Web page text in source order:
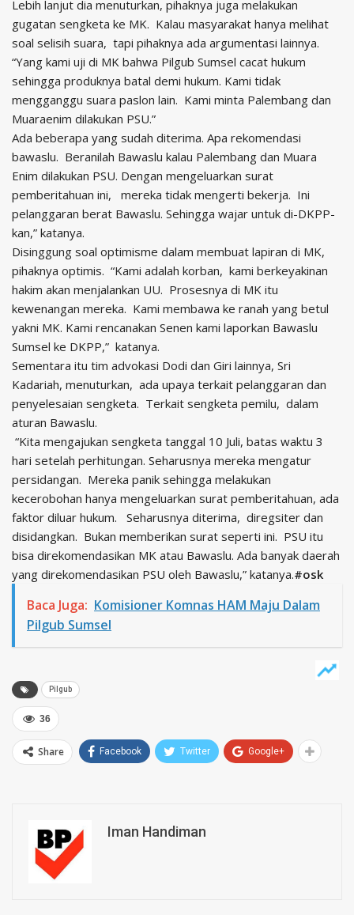
Lebih lanjut dia menuturkan, pihaknya juga melakukan
gugatan sengketa ke MK. Kalau masyarakat hanya melihat
soal selisih suara, tapi pihaknya ada argumentasi lainnya.
“Yang kami uji di MK bahwa Pilgub Sumsel cacat hukum
sehingga produknya batal demi hukum. Kami tidak
mengganggu suara paslon lain. Kami minta Palembang dan
Muaraenim dilakukan PSU.”
Ada beberapa yang sudah diterima. Apa rekomendasi
bawaslu. Beranilah Bawaslu kalau Palembang dan Muara
Enim dilakukan PSU. Dengan mengeluarkan surat
pemberitahuan ini, mereka tidak mengerti bekerja. Ini
pelanggaran berat Bawaslu. Sehingga wajar untuk di-DKPP-
kan,” katanya.
Disinggung soal optimisme dalam membuat lapiran di MK,
pihaknya optimis. “Kami adalah korban, kami berkeyakinan
hakim akan menjalankan UU. Prosesnya di MK itu
kewenangan mereka. Kami membawa ke ranah yang betul
yakni MK. Kami rencanakan Senen kami laporkan Bawaslu
Sumsel ke DKPP,” katanya.
Sementara itu tim advokasi Dodi dan Giri lainnya, Sri
Kadariah, menuturkan, ada upaya terkait pelanggaran dan
penyelesaian sengketa. Terkait sengketa pemilu, dalam
aturan Bawaslu.
“Kita mengajukan sengketa tanggal 10 Juli, batas waktu 3
hari setelah perhitungan. Seharusnya mereka mengatur
persidangan. Mereka panik sehingga melakukan
kecerobohan hanya mengeluarkan surat pemberitahuan, ada
faktor diluar hukum. Seharusnya diterima, diregsiter dan
disidangkan. Bukan memberikan surat seperti ini. PSU itu
bisa direkomendasikan MK atau Bawaslu. Ada banyak daerah
yang direkomendasikan PSU oleh Bawaslu,” katanya.#osk
Baca Juga: Komisioner Komnas HAM Maju Dalam
Pilgub Sumsel
Pilgub
36
Share Facebook Twitter Google+
Iman Handiman